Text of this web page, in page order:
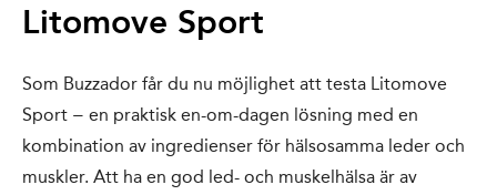
Litomove Sport
Som Buzzador får du nu möjlighet att testa Litomove
Sport − en praktisk en-om-dagen lösning med en
kombination av ingredienser för hälsosamma leder och
muskler. Att ha en god led- och muskelhälsa är av